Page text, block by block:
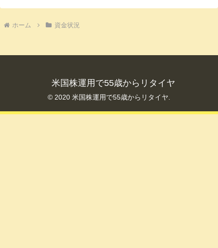
ホーム 資金状況
米国株運用で55歳からリタイヤ
© 2020 米国株運用で55歳からリタイヤ.